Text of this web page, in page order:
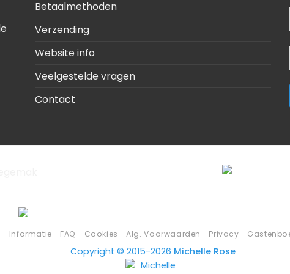
Betaalmethoden
Verzending
Website info
Veelgestelde vragen
Contact
Informatie FAQ Cookies Alg. Voorwaarden Privacy
Copyright © 2015-2026 Michelle Rose